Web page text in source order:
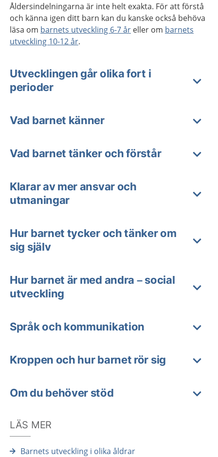
Åldersindelningarna är inte helt exakta. För att förstå
och känna igen ditt barn kan du kanske också behöva
läsa om barnets utveckling 6-7 år eller om barnets
utveckling 10-12 år.
Utvecklingen går olika fort i
perioder
Vad barnet känner
Vad barnet tänker och förstår
Klarar av mer ansvar och
utmaningar
Hur barnet tycker och tänker om
sig själv
Hur barnet är med andra – social
utveckling
Språk och kommunikation
Kroppen och hur barnet rör sig
Om du behöver stöd
LÄS MER
Barnets utveckling i olika åldrar